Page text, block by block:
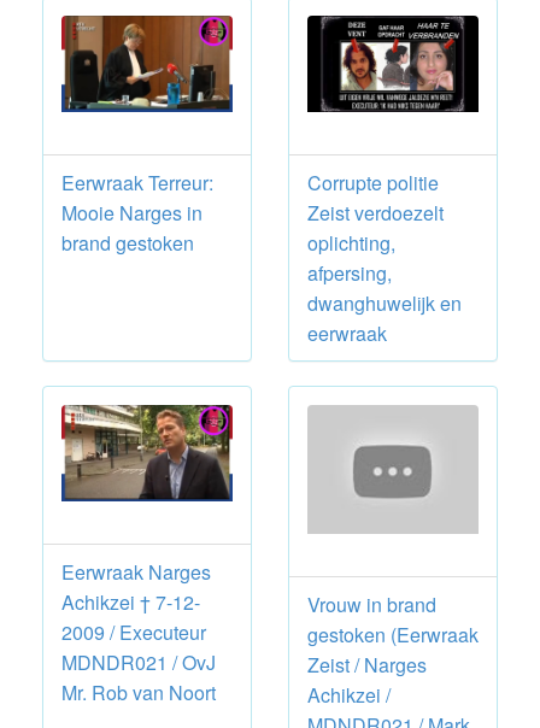
Eerwraak Terreur:
Mooie Narges in
brand gestoken
Corrupte politie
Zeist verdoezelt
oplichting,
afpersing,
dwanghuwelijk en
eerwraak
Eerwraak Narges
Achikzei † 7-12-
2009 / Executeur
MDNDR021 / OvJ
Mr. Rob van Noort
Vrouw in brand
gestoken (Eerwraak
Zeist / Narges
Achikzei /